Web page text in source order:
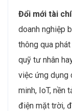
Đổi mới tài
doanh nghiệp
thông qua
quỹ tư nhân
việc ứng dụng
minh, IoT, nền
điện mặt trời,